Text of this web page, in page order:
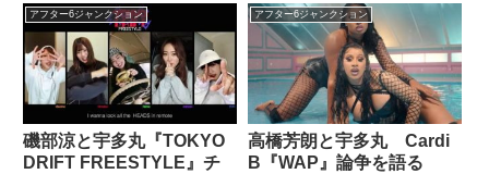
（宇多丸）続いては、これはご自
身から自薦というか。割といろん
な方からおすすめでCDをいただ
いたりするんですけども...
ンズの魅力や名古屋カルチャーに
ついて話していました。
アフター6ジャンクション
磯部涼と宇多丸『TOKYO
DRIFT FREESTYLE』チ
アフター6ジャンクション
高橋芳朗と宇多丸 Cardi
B『WAP』論争を語る